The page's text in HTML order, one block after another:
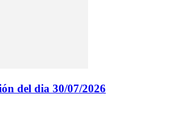
del dia 30/07/2026